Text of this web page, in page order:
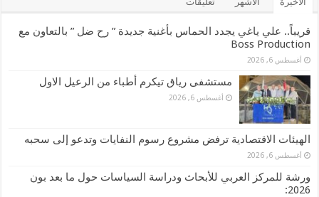
قريباً.. علي ياغي يجدد الحماس بأغنية جديدة ” رح ضل ” بالتعاون مع
Boss Production
أغسطس 6, 2026
مستشفى رياق تيكرم أطباء من الرعيل الاول
أغسطس 6, 2026
الهيئات الاقتصادية ترفض مشروع رسوم النفايات وتدعو إلى سحبه
أغسطس 6, 2026
ورشة للمركز العربي للأبحاث ودراسة السياسات حول ما بعد بون
2026: